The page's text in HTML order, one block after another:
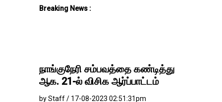
Breaking News :
நாங்குநேரி சம்பவத்தை கண்டித்து
ஆக. 21-ல் விசிக ஆர்ப்பாட்டம்
by Staff / 17-08-2023 02:51:31pm